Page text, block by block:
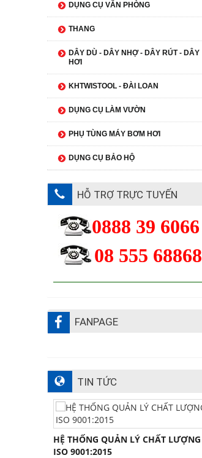
DỤNG CỤ VĂN PHÒNG
THANG
DÂY DÙ - DÂY NHỢ - DÂY RÚT - DÂY
HƠI
KHTWISTOOL - ĐÀI LOAN
DỤNG CỤ LÀM VƯỜN
PHỤ TÙNG MÁY BƠM HƠI
DỤNG CỤ BẢO HỘ
HỖ TRỢ TRỰC TUYẾN
0888 39 6066
08 555 68868
FANPAGE
TIN TỨC
HỆ THỐNG QUẢN LÝ CHẤT LƯỢNG
ISO 9001:2015